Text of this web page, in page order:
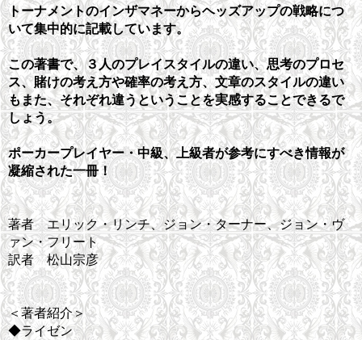
トーナメントのインザマネーからヘッズアップの戦略につ
いて集中的に記載しています。
この著書で、３人のプレイスタイルの違い、思考のプロセ
ス、賭けの考え方や確率の考え方、文章のスタイルの違い
もまた、それぞれ違うということを実感することできるで
しょう。
ポーカープレイヤー・中級、上級者が参考にすべき情報が
凝縮された一冊！
著者 エリック・リンチ、ジョン・ターナー、ジョン・ヴ
ァン・フリート
訳者 松山宗彦
＜著者紹介＞
◆ライゼン